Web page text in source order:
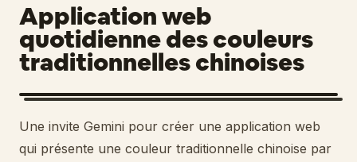
Cas d'usage
Compétences
Invites
Application web
quotidienne des couleurs
traditionnelles chinoises
Une invite Gemini pour créer une application web
qui présente une couleur traditionnelle chinoise par